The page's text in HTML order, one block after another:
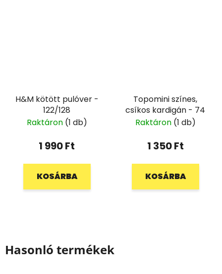
H&M kötött pulóver -
122/128
Raktáron (1 db)
1 990 Ft
KOSÁRBA
Topomini színes,
csíkos kardigán - 74
Raktáron (1 db)
1 350 Ft
KOSÁRBA
Hasonló termékek